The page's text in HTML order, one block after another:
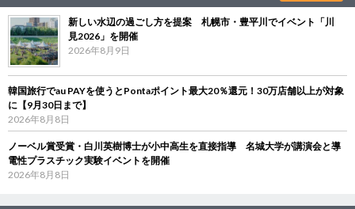
新しい水辺の過ごし方を提案 札幌市・豊平川でイベント「川
見2026」を開催
2026年8月9日
韓国旅行でau PAYを使うとPontaポイント最大20％還元！30万店舗以上が対象
に【9月30日まで】
2026年8月8日
ノーベル賞受賞・白川英樹博士が小中高生を直接指導 名城大学が講演会と導
電性プラスチック実験イベントを開催
2026年8月8日